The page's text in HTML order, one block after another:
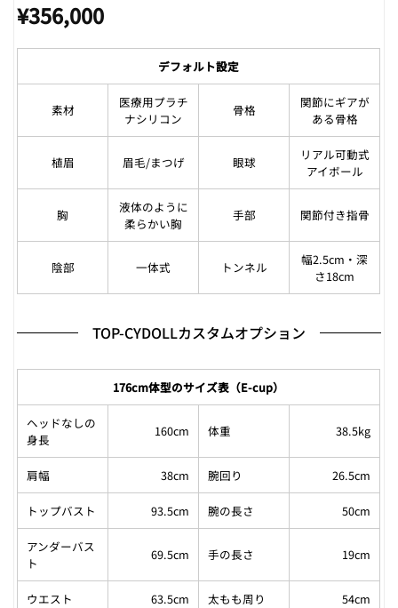
¥356,000
デフォルト設定
素材
医療用プラチ
ナシリコン
骨格
関節にギアが
ある骨格
植眉 眉毛/まつげ 眼球
リアル可動式
アイボール
胸
液体のように
柔らかい胸
手部 関節付き指骨
陰部 一体式 トンネル
幅2.5cm・深
さ18cm
TOP-CYDOLLカスタムオプション
176cm体型のサイズ表（E-cup）
ヘッドなしの
身長
160cm 体重 38.5kg
肩幅 38cm 腕回り 26.5cm
トップバスト 93.5cm 腕の長さ 50cm
アンダーバス
ト
69.5cm 手の長さ 19cm
ウエスト 63.5cm 太もも周り 54cm